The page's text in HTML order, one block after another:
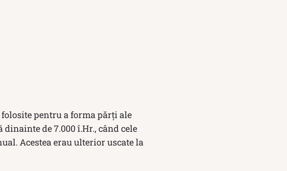
pentru a forma părți ale
de 7.000 î.Hr., când cele
Acestea erau ulterior uscate la